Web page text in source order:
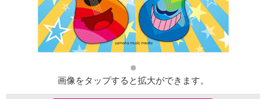
画像をタップすると拡大ができます。